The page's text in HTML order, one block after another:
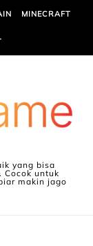
MINECRAFT
yang bisa
Cocok untuk
makin jago